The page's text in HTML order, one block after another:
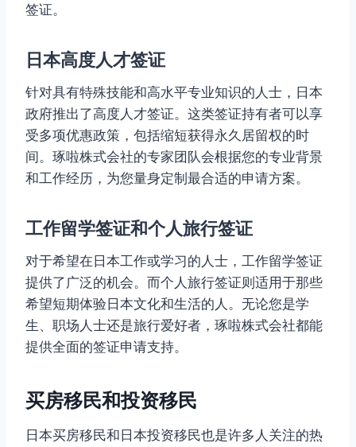
签证。
日本高度人才签证
针对具有特殊技能和高水平专业知识的人士，日本
政府推出了高度人才签证。这类签证持有者可以享
受多项优惠政策，包括缩短获得永久居留权的时
间。琢啦株式会社的专家团队会根据您的专业背景
和工作经历，为您量身定制最合适的申请方案。
工作留学签证和个人旅行签证
对于希望在日本工作或学习的人士，工作留学签证
提供了广泛的机会。而个人旅行签证则适用于那些
希望短期体验日本文化和生活的人。无论您是学
生、职场人士还是旅行爱好者，琢啦株式会社都能
提供全面的签证申请支持。
买房移民和投资移民
日本买房移民和日本投资移民也是许多人关注的热